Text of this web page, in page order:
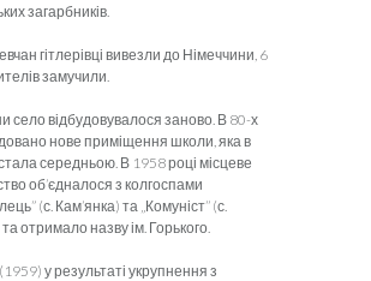
загарбників.
гітлерівці вивезли до Німеччини, 6
замучили.
село відбудовувалося заново. В 80-х
нове приміщення школи, яка в
стала середньою. В 1958 році місцеве
об’єдналося з колгоспами
(с. Кам’янка) та „Комуніст’’ (с.
отримало назву ім. Горького.
у результаті укрупнення з